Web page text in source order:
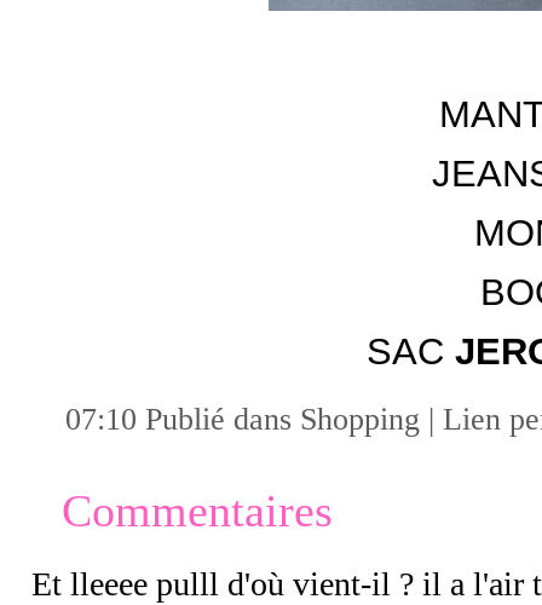
SAC
07:10 Publié dans Shopping | Lien
Commentaires
Et lleeee pulll d'où vient-il ? il a l'air